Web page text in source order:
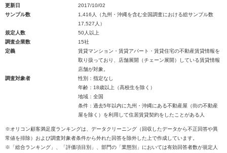
更新日
2017/10/02
サンプル数
1,416人（九州・沖縄を含む全国調査における総サンプル数
17,527人）
規定人数
50人以上
調査企業数
15社
定義
賃貸マンション・賃貸アパート・賃貸住宅の不動産賃貸情報を
取り扱っており、店舗展開（チェーン展開）している賃貸情報
店舗が対象。
調査対象者
性別：指定なし
年齢：18歳以上（高校生を除く）
地域：全国
条件：過去5年以内に九州・沖縄にある不動産屋（街の不動産
屋を除く）を利用して住居賃貸契約をしたことがある人
※オリコン顧客満足度ランキングは、データクリーニング（回収したデータから不正回答や異
常値を排除）および調査対象者条件から外れた回答を除外した上で作成しています。
※「総合ランキング」、「評価項目別」、部門の「業態別」においては有効回答者数が規定人